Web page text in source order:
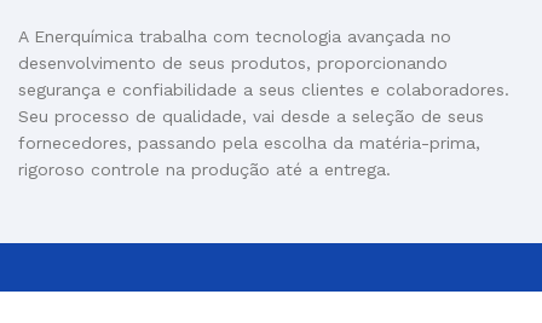
A Enerquímica trabalha com tecnologia avançada no
desenvolvimento de seus produtos, proporcionando
segurança e confiabilidade a seus clientes e colaboradores.
Seu processo de qualidade, vai desde a seleção de seus
fornecedores, passando pela escolha da matéria-prima,
rigoroso controle na produção até a entrega.